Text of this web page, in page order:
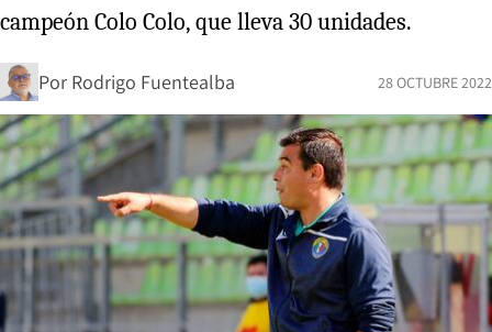
campeón Colo Colo, que lleva 30 unidades.
Por Rodrigo Fuentealba 28 OCTUBRE 2022